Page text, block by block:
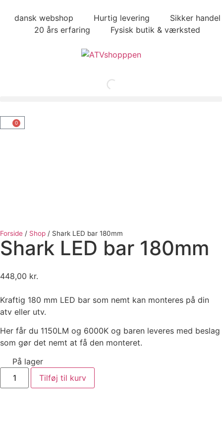
dansk webshop Hurtig levering
Sikker handel
20 års erfaring
Fysisk butik & værksted
0
Forside / Shop / Shark LED bar 180mm
Shark LED bar 180mm
448,00 kr.
Kraftig 180 mm LED bar som nemt kan monteres på din
atv eller utv.
Her får du 1150LM og 6000K og baren leveres med beslag
som gør det nemt at få den monteret.
På lager
Tilføj til kurv